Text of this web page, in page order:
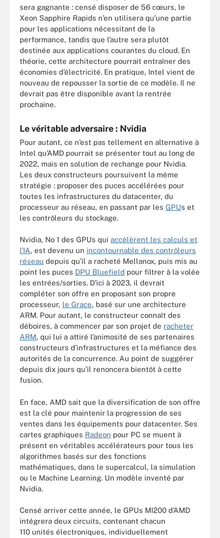
sera gagnante : censé disposer de 56 cœurs, le
Xeon Sapphire Rapids n’en utilisera qu’une partie
pour les applications nécessitant de la
performance, tandis que l’autre sera plutôt
destinée aux applications courantes du cloud. En
théorie, cette architecture pourrait entraîner des
économies d’électricité. En pratique, Intel vient de
nouveau de repousser la sortie de ce modèle. Il ne
devrait pas être disponible avant la rentrée
prochaine.
Le véritable adversaire : Nvidia
Pour autant, ce n’est pas tellement en alternative à
Intel qu’AMD pourrait se présenter tout au long de
2022, mais en solution de rechange pour Nvidia.
Les deux constructeurs poursuivent la même
stratégie : proposer des puces accélérées pour
toutes les infrastructures du datacenter, du
processeur au réseau, en passant par les GPUs et
les contrôleurs du stockage.
Nvidia, No 1 des GPUs qui accélèrent les calculs et
l’IA, est devenu un incontournable des contrôleurs
réseau depuis qu’il a racheté Mellanox, puis mis au
point les puces DPU Bluefield pour filtrer à la volée
les entrées/sorties. D’ici à 2023, il devrait
compléter son offre en proposant son propre
processeur, le Grace, basé sur une architecture
ARM. Pour autant, le constructeur connaît des
déboires, à commencer par son projet de racheter
ARM, qui lui a attiré l’animosité de ses partenaires
constructeurs d’infrastructures et la méfiance des
autorités de la concurrence. Au point de suggérer
depuis dix jours qu’il renoncera bientôt à cette
fusion.
En face, AMD sait que la diversification de son offre
est la clé pour maintenir la progression de ses
ventes dans les équipements pour datacenter. Ses
cartes graphiques Radeon pour PC se muent à
présent en véritables accélérateurs pour tous les
algorithmes basés sur des fonctions
mathématiques, dans le supercalcul, la simulation
ou le Machine Learning. Un modèle inventé par
Nvidia.
Censé arriver cette année, le GPUs MI200 d’AMD
intégrera deux circuits, contenant chacun
110 unités électroniques, individuellement